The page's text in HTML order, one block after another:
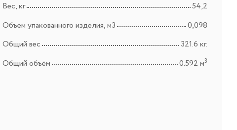
Вес, кг
54,2
Объем упакованного изделия, м3
0,098
Общий вес
321.6 кг.
Общий объём
0.592 м3